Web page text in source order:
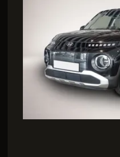
Effizienz-